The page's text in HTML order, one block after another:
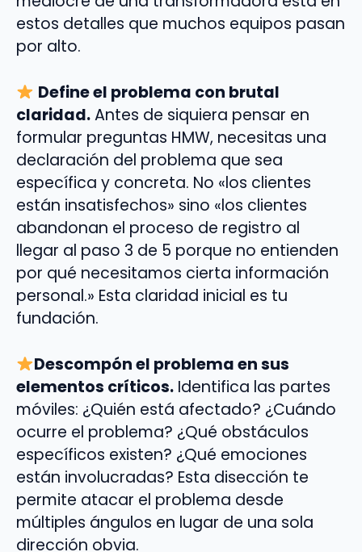
estos detalles que muchos equipos pasan
por alto.
Define el problema con brutal
claridad.Antes de siquiera pensar en
formular preguntas HMW, necesitas una
declaración del problema que sea
específica y concreta. No «los clientes
están insatisfechos» sino «los clientes
abandonan el proceso de registro al
llegar al paso 3 de 5 porque no entienden
por qué necesitamos cierta información
personal.» Esta claridad inicial es tu
fundación.
Descompón el problema en sus
elementos críticos. Identifica las partes
móviles: ¿Quién está afectado? ¿Cuándo
ocurre el problema? ¿Qué obstáculos
específicos existen? ¿Qué emociones
están involucradas? Esta disección te
permite atacar el problema desde
múltiples ángulos en lugar de una sola
dirección obvia.